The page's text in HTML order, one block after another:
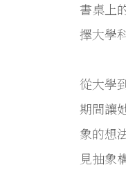
書桌上
擇大學
從大學
期間讓
象的想
見抽象